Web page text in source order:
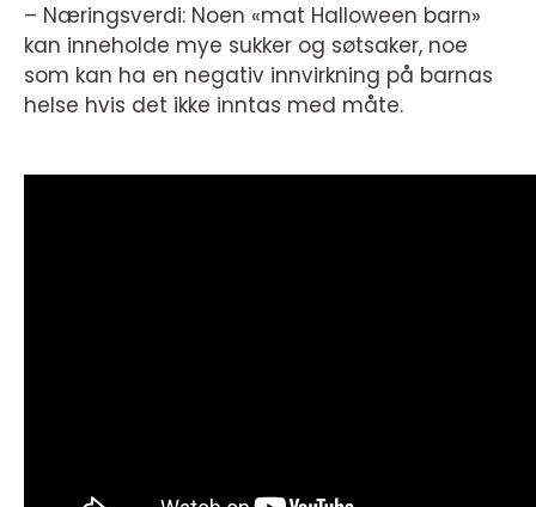
– Næringsverdi: Noen «mat Halloween barn»
kan inneholde mye sukker og søtsaker, noe
som kan ha en negativ innvirkning på barnas
helse hvis det ikke inntas med måte.